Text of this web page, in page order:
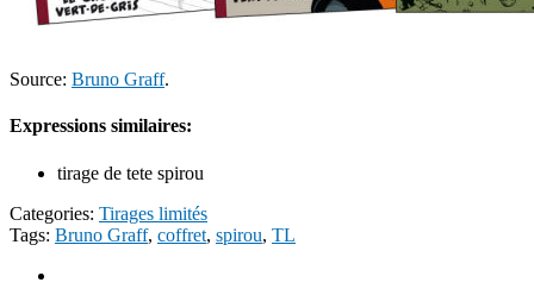
Source: Bruno Graff.
Expressions similaires:
tirage de tete spirou
Categories: Tirages limités
Tags: Bruno Graff, coffret, spirou, TL